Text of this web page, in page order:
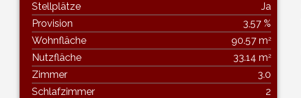
Stellplätze
Ja
Provision
3,57 %
Wohnfläche
90.57 m2
Nutzfläche 33.14 m2
Zimmer
3.0
Schlafzimmer
2